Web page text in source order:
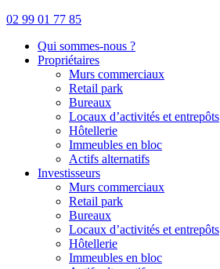
02 99 01 77 85
Qui sommes-nous ?
Propriétaires
Murs commerciaux
Retail park
Bureaux
Locaux d’activités et entrepôts
Hôtellerie
Immeubles en bloc
Actifs alternatifs
Investisseurs
Murs commerciaux
Retail park
Bureaux
Locaux d’activités et entrepôts
Hôtellerie
Immeubles en bloc